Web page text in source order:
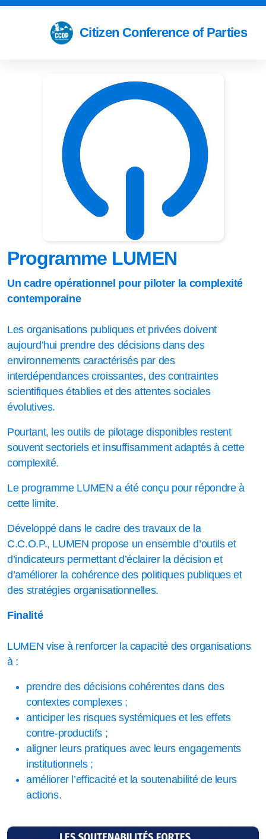
Citizen Conference of Parties
Programme LUMEN
Un cadre opérationnel pour piloter la complexité
contemporaine
Les organisations publiques et privées doivent
aujourd’hui prendre des décisions dans des
environnements caractérisés par des
interdépendances croissantes, des contraintes
scientifiques établies et des attentes sociales
évolutives.
Pourtant, les outils de pilotage disponibles restent
souvent sectoriels et insuffisamment adaptés à cette
complexité.
Le programme LUMEN a été conçu pour répondre à
cette limite.
Développé dans le cadre des travaux de la
C.C.O.P., LUMEN propose un ensemble d’outils et
d’indicateurs permettant d’éclairer la décision et
d’améliorer la cohérence des politiques publiques et
des stratégies organisationnelles.
Finalité
LUMEN vise à renforcer la capacité des organisations
à :
prendre des décisions cohérentes dans des
contextes complexes ;
anticiper les risques systémiques et les effets
contre-productifs ;
aligner leurs pratiques avec leurs engagements
institutionnels ;
améliorer l’efficacité et la soutenabilité de leurs
actions.